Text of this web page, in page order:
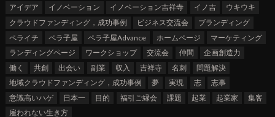
アイデア
イノベーション イノベーション吉祥寺 イノ吉
ウキウキ
クラウドファンディング，成功事例
ビジネス交流会
ブランディング
ペライチ
ペラ子屋 ペラ子屋Advance ホームページ
マーケティング
ランディングページ
ワークショップ 交流会 仲間
企画創造力
働く
共創 出会い 副業 収入 吉祥寺 名刺
問題解決
地域クラウドファンディング，成功事例
夢 実現 志
志事
意識高いハゲ
日本一 目的 福引ご縁会 課題 起業 起業家
集客
雇われない生き方